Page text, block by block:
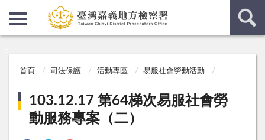
首頁 司法保護 活動專區 易服社會勞動活動
103.12.17 第64梯次易服社會勞
動服務專案（二）